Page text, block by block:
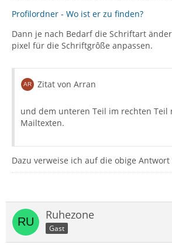
Profilordner - Wo ist er zu finden?
Dann je nach Bedarf die Schriftart
pixel für die Schriftgrôße anpassen.
Zitat von Arran
und dem unteren Teil im rechten Teil
Mailtexten.
Dazu verweise ich auf die obige
Ruhezone
Gast